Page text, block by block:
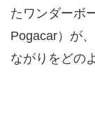
たワンダーボ
Pogacar）が
ながりをどの